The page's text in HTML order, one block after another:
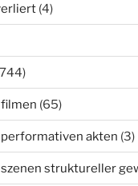
(4)
(65)
akten (3)
struktureller